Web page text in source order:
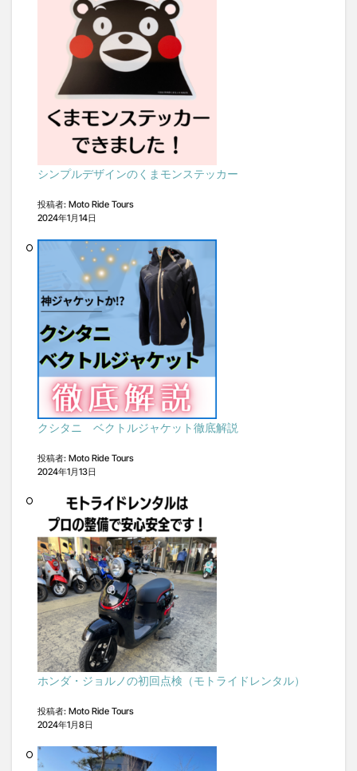
シンプルデザインのくまモンステッカー
投稿者: Moto Ride Tours
2024年1月14日
クシタニ ベクトルジャケット徹底解説
投稿者: Moto Ride Tours
2024年1月13日
ホンダ・ジョルノの初回点検（モトライドレンタル）
投稿者: Moto Ride Tours
2024年1月8日